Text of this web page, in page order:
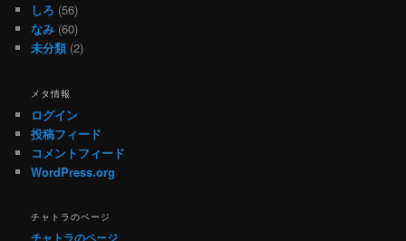
しろ (56)
なみ (60)
未分類 (2)
メタ情報
ログイン
投稿フィード
コメントフィード
WordPress.org
チャトラのページ
チャトラのページ